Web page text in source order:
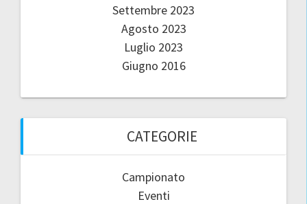
Settembre 2023
Agosto 2023
Luglio 2023
Giugno 2016
CATEGORIE
Campionato
Eventi